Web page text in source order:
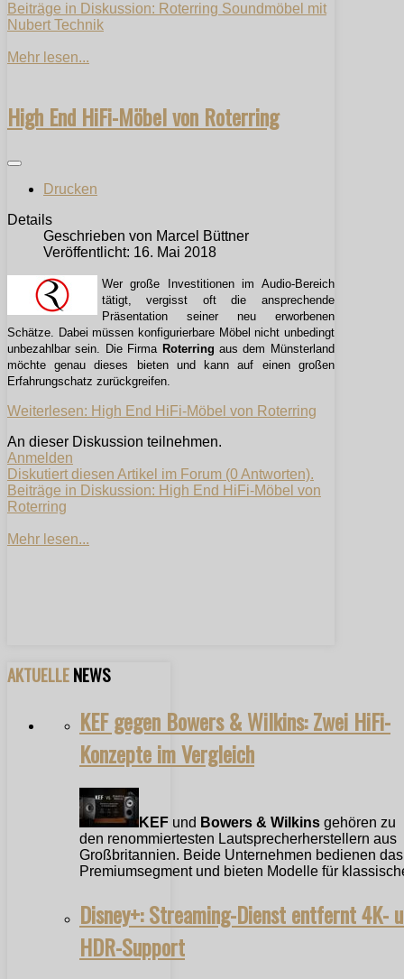
Beiträge in Diskussion: Roterring Soundmöbel mit
Nubert Technik
Mehr lesen...
High End HiFi-Möbel von Roterring
Drucken
Details
Geschrieben von Marcel Büttner
Veröffentlicht: 16. Mai 2018
Wer große Investitionen im Audio-Bereich
tätigt, vergisst oft die ansprechende
Präsentation seiner neu erworbenen
Schätze. Dabei müssen konfigurierbare Möbel nicht unbedingt
unbezahlbar sein. Die Firma Roterring aus dem Münsterland
möchte genau dieses bieten und kann auf einen großen
Erfahrungschatz zurückgreifen.
Weiterlesen: High End HiFi-Möbel von Roterring
An dieser Diskussion teilnehmen.
Anmelden
Diskutiert diesen Artikel im Forum (0 Antworten).
Beiträge in Diskussion: High End HiFi-Möbel von
Roterring
Mehr lesen...
AKTUELLENEWS
KEF gegen Bowers & Wilkins: Zwei HiFi-
Konzepte im Vergleich
KEF und Bowers & Wilkins gehören zu
den renommiertesten Lautsprecherherstellern aus
Großbritannien. Beide Unternehmen bedienen das
Premiumsegment und bieten Modelle für
Disney+: Streaming-Dienst entfernt 4K-
HDR-Support